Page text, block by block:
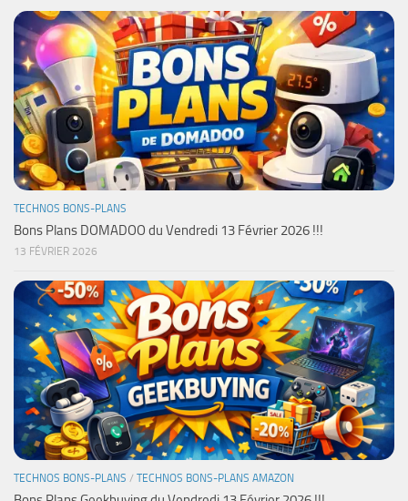
TECHNOS BONS-PLANS
Bons Plans DOMADOO du Vendredi 13 Février 2026 !!!
13 FÉVRIER 2026
TECHNOS BONS-PLANS / TECHNOS BONS-PLANS AMAZON